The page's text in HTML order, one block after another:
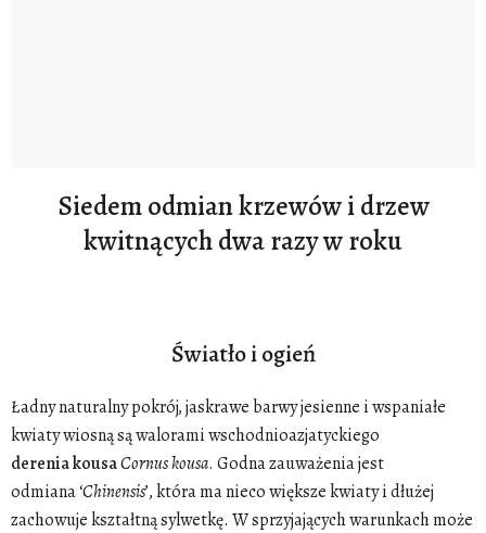
Siedem odmian krzewów i drzew
kwitnących dwa razy w roku
Światło i ogień
Ładny naturalny pokrój, jaskrawe barwy jesienne i wspaniałe
kwiaty wiosną są walorami wschodnioazjatyckiego
dereniakousaCornus kousa. Godna zauważenia jest
odmiana‘Chinensis’, która ma nieco większe kwiaty i dłużej
zachowuje kształtną sylwetkę. W sprzyjających warunkach może